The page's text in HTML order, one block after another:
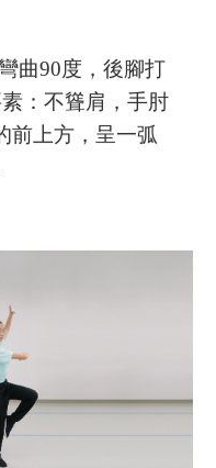
曲90度，後腳打
：不聳肩，手肘
前上方，呈一弧